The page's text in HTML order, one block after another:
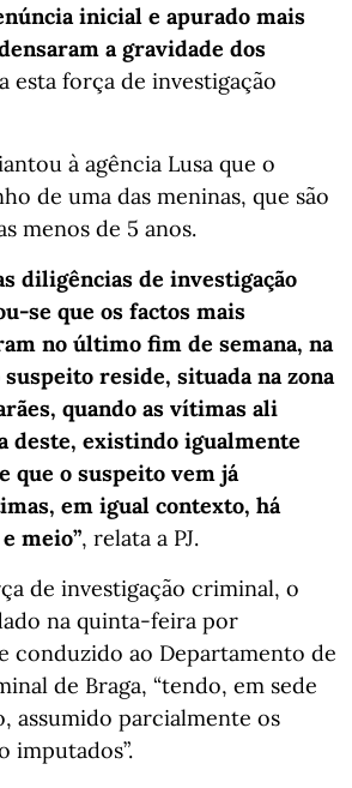
inicial e apurado mais
a gravidade dos
esta força de investigação
à agência Lusa que o
de uma das meninas, que são
menos de 5 anos.
diligências de investigação
se que os factos mais
no último fim de semana, na
suspeito reside, situada na zona
quando as vítimas ali
deste, existindo igualmente
que o suspeito vem já
em igual contexto, há
meio”, relata a PJ.
de investigação criminal, o
na quinta-feira por
conduzido ao Departamento de
de Braga, “tendo, em sede
assumido parcialmente os
imputados”.